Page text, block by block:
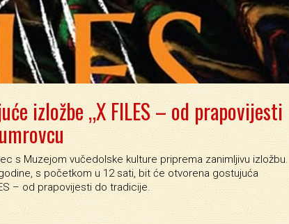
izložbe „X FILES – od prapovijesti
s Muzejom vučedolske kulture priprema zanimljivu izložbu.
s početkom u 12 sati, bit će otvorena gostujuća
– od prapovijesti do tradicije.